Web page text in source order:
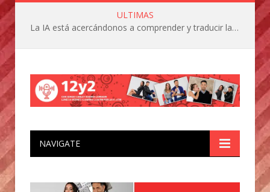
ULTIMAS
La IA está acercándonos a comprender y traducir las vocalizaciones y comportamientos de nuestras mascotas
NAVIGATE